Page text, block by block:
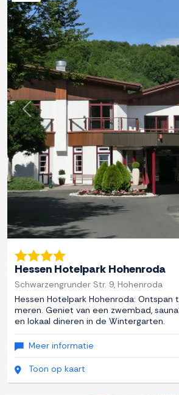
Previous
Hessen Hotelpark Hohenroda
Schwarzengrunder Str. 9, Hohenroda
Hessen Hotelpark Hohenroda: Ontspan
meren. Geniet van een zwembad,
en lokaal dineren in de Wintergarten.
Meer informatie
Toon op kaart